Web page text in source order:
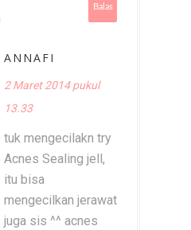
Balas
ANNAFI
2 Maret 2014 pukul
13.33
tuk mengecilakn try
Acnes Sealing jell,
itu bisa
mengecilkan jerawat
juga sis ^^ acnes